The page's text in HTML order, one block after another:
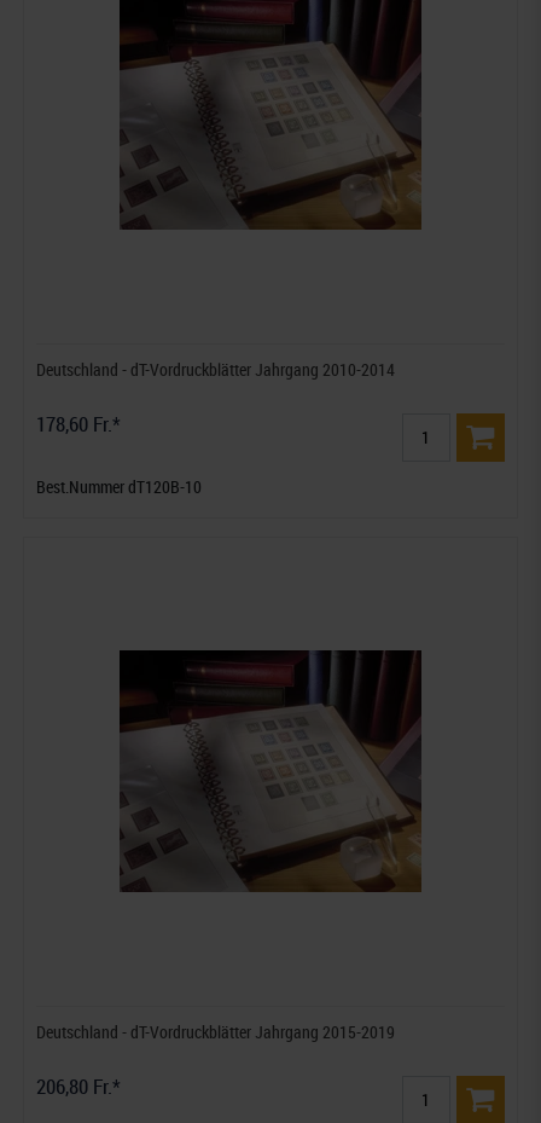
Deutschland - dT-Vordruckblätter Jahrgang 2010-2014
178,60 Fr.*
Best.Nummer dT120B-10
Deutschland - dT-Vordruckblätter Jahrgang 2015-2019
206,80 Fr.*